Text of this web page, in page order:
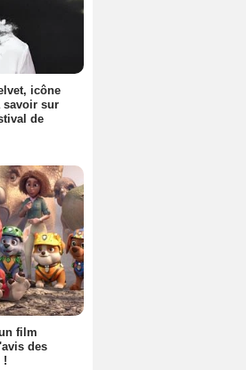
icône
savoir sur
de
film
des
!